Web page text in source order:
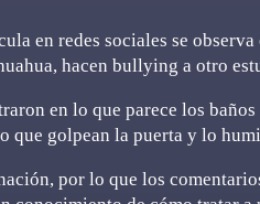
en redes sociales se
hacen bullying a otro
en lo que parece los
que golpean la puerta y lo
por lo que los